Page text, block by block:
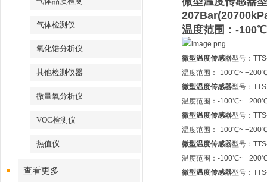
气体检测仪
氧化锆分析仪
其他检测仪器
微量氧分析仪
VOC检测仪
热值仪
查看更多
温度范围：-
微型温度传感器型号：
温度范围：-100℃~
微型温度传感器型号：
温度范围：-100℃~
微型温度传感器型号：
温度范围：-100℃~
微型温度传感器型号：
温度范围：-100℃~
微型温度传感器型号：